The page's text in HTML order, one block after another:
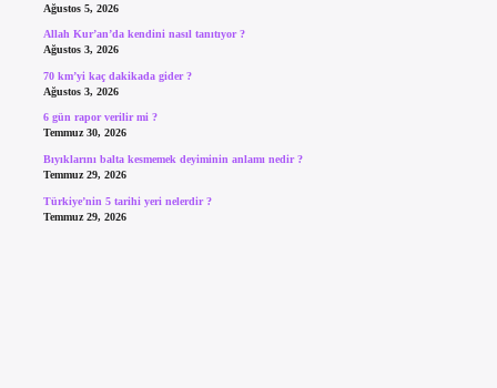
Ağustos 5, 2026
Allah Kur’an’da kendini nasıl tanıtıyor ?
Ağustos 3, 2026
70 km’yi kaç dakikada gider ?
Ağustos 3, 2026
6 gün rapor verilir mi ?
Temmuz 30, 2026
Bıyıklarını balta kesmemek deyiminin anlamı nedir ?
Temmuz 29, 2026
Türkiye’nin 5 tarihi yeri nelerdir ?
Temmuz 29, 2026